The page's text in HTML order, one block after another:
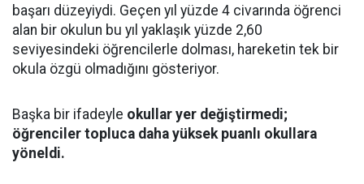
başarı düzeyiydi. Geçen yıl yüzde 4 civarında öğrenci
alan bir okulun bu yıl yaklaşık yüzde 2,60
seviyesindeki öğrencilerle dolması, hareketin tek bir
okula özgü olmadığını gösteriyor.
Başka bir ifadeyle okullar yer değiştirmedi;
öğrenciler topluca daha yüksek puanlı okullara
yöneldi.